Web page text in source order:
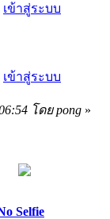
เข้าสู่ระบบ
เข้าสู่ระบบ
โดย pong »
Selfie